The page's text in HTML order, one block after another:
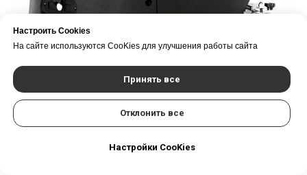
CenoBots L3
Настроить Cookies
На сайте используются CooKies для улучшения работы сайта
Принять все
Отклонить все
Настройки CooKies